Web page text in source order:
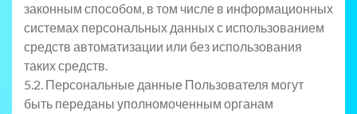
законным способом, в том числе в информационных
системах персональных данных с использованием
средств автоматизации или без использования
таких средств.
5.2. Персональные данные Пользователя могут
быть переданы уполномоченным органам